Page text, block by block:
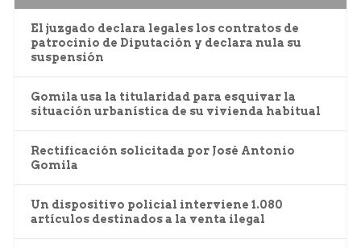
El juzgado declara legales los contratos de
patrocinio de Diputación y declara nula su
suspensión
Gomila usa la titularidad para esquivar la
situación urbanística de su vivienda habitual
Rectificación solicitada por José Antonio
Gomila
Un dispositivo policial interviene 1.080
artículos destinados a la venta ilegal